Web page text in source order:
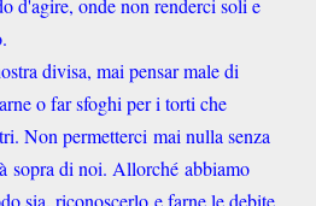
d'agire, onde non renderci soli e
divisa, mai pensar male di
o far sfoghi per i torti che
Non permetterci mai nulla senza
sopra di noi. Allorché abbiamo
sia, riconoscerlo e farne le debite